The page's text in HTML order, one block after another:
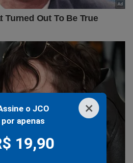
×
o JCO
por apenas
19,90